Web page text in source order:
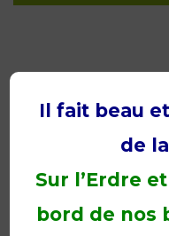
Il fait beau
de
Sur l’Erdre
bord de nos